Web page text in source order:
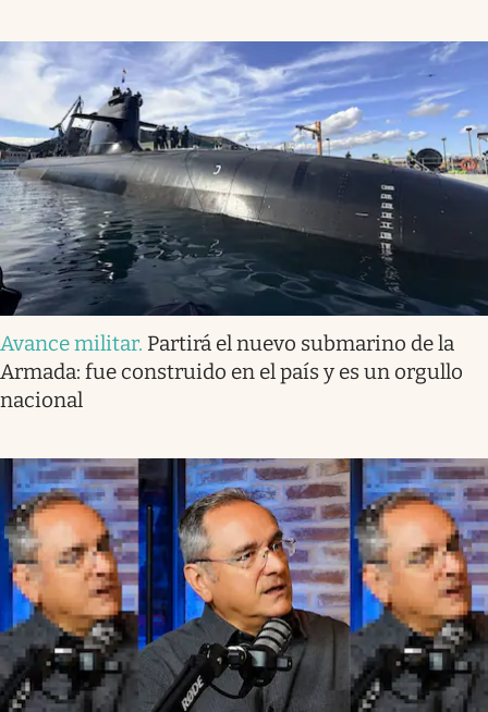
Avance militar. Partirá el nuevo submarino de la
Armada: fue construido en el país y es un orgullo
nacional